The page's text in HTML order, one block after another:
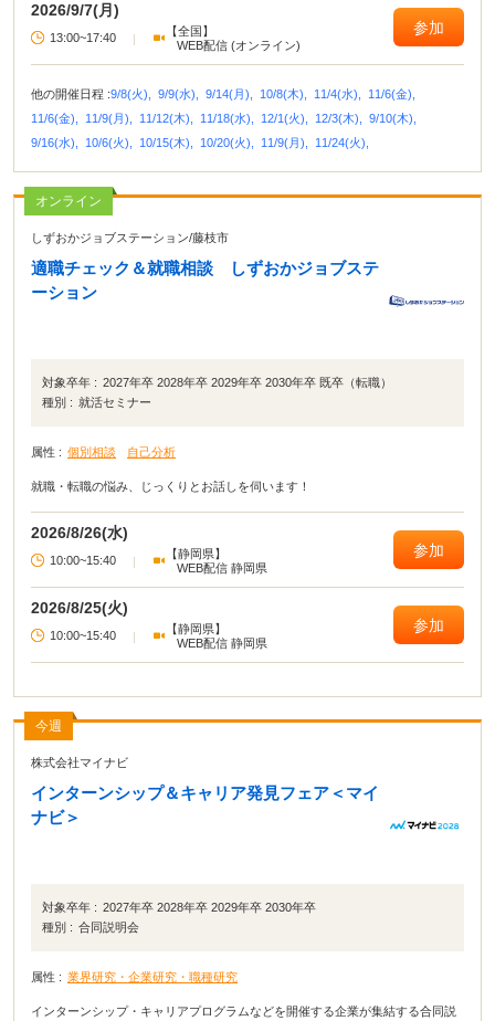
2026/9/7(月)
13:00~17:40 |
【全国】
WEB配信 (オンライン)
参加
他の開催日程 :9/8(火), 9/9(水), 9/14(月), 10/8(木), 11/4(水),
11/6(金),
11/6(金),
11/9(月), 11/12(木), 11/18(水), 12/1(火), 12/3(木),
9/10(木),
9/16(水),
10/6(火), 10/15(木), 10/20(火), 11/9(月), 11/24(火),
オンライン
しずおかジョブステーション/藤枝市
適職チェック＆就職相談 しずおかジョブステ
ーション
対象卒年 : 2027年卒 2028年卒 2029年卒 2030年卒 既卒（転職）
種別 : 就活セミナー
属性 : 個別相談 自己分析
就職・転職の悩み、じっくりとお話しを伺います！
2026/8/26(水)
10:00~15:40 |
【静岡県】
WEB配信 静岡県
参加
2026/8/25(火)
10:00~15:40 |
【静岡県】
WEB配信 静岡県
参加
今週
株式会社マイナビ
インターンシップ＆キャリア発見フェア＜マイ
ナビ＞
対象卒年 : 2027年卒 2028年卒 2029年卒 2030年卒
種別 : 合同説明会
属性 : 業界研究・企業研究・職種研究
インターンシップ・キャリアプログラムなどを開催する企業が集結する合同説